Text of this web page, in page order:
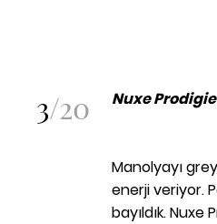
3/20 Nuxe
Manolyayı
enerji veriyor.
bayıldık. Nuxe